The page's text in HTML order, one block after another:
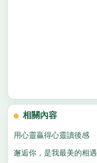
相關內容
用心靈贏得心靈讀後感
邂逅你，是我最美的相遇